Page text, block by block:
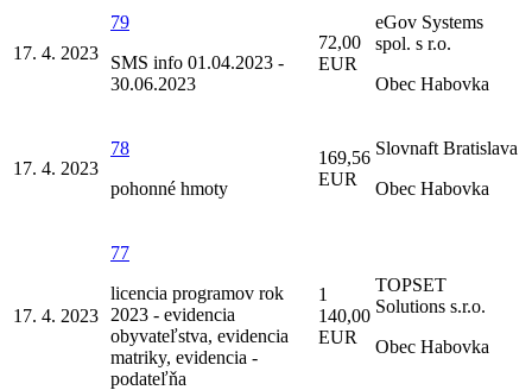
17. 4. 2023
79
SMS info 01.04.2023 -
30.06.2023
72,00
EUR
eGov Systems
spol. s r.o.
Obec Habovka
17. 4. 2023
78
pohonné hmoty
169,56
EUR
Slovnaft Bratislava
Obec Habovka
17. 4. 2023
77
licencia programov rok
2023 - evidencia
obyvateľstva, evidencia
matriky, evidencia -
podateľňa
1
140,00
EUR
TOPSET
Solutions s.r.o.
Obec Habovka